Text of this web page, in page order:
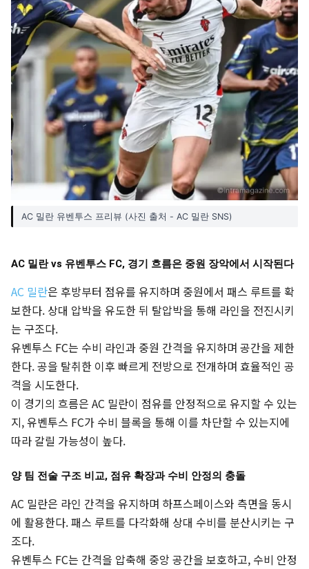
AC 밀란 유벤투스 프리뷰 (사진 출처 - AC 밀란 SNS)
AC 밀란 vs 유벤투스 FC, 경기 흐름은 중원 장악에서 시작된다
AC 밀란은 후방부터 점유를 유지하며 중원에서 패스 루트를 확
보한다. 상대 압박을 유도한 뒤 탈압박을 통해 라인을 전진시키
는 구조다.
유벤투스 FC는 수비 라인과 중원 간격을 유지하며 공간을 제한
한다. 공을 탈취한 이후 빠르게 전방으로 전개하며 효율적인 공
격을 시도한다.
이 경기의 흐름은 AC 밀란이 점유를 안정적으로 유지할 수 있는
지, 유벤투스 FC가 수비 블록을 통해 이를 차단할 수 있는지에
따라 갈릴 가능성이 높다.
양 팀 전술 구조 비교, 점유 확장과 수비 안정의 충돌
AC 밀란은 라인 간격을 유지하며 하프스페이스와 측면을 동시
에 활용한다. 패스 루트를 다각화해 상대 수비를 분산시키는 구
조다.
유벤투스 FC는 간격을 압축해 중앙 공간을 보호하고, 수비 안정